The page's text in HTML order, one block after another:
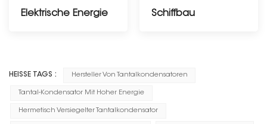
Elektrische Energie Schiffbau
HEISSE TAGS : Hersteller Von Tantalkondensatoren
Tantal-Kondensator Mit Hoher Energie
Hermetisch Versiegelter Tantalkondensator